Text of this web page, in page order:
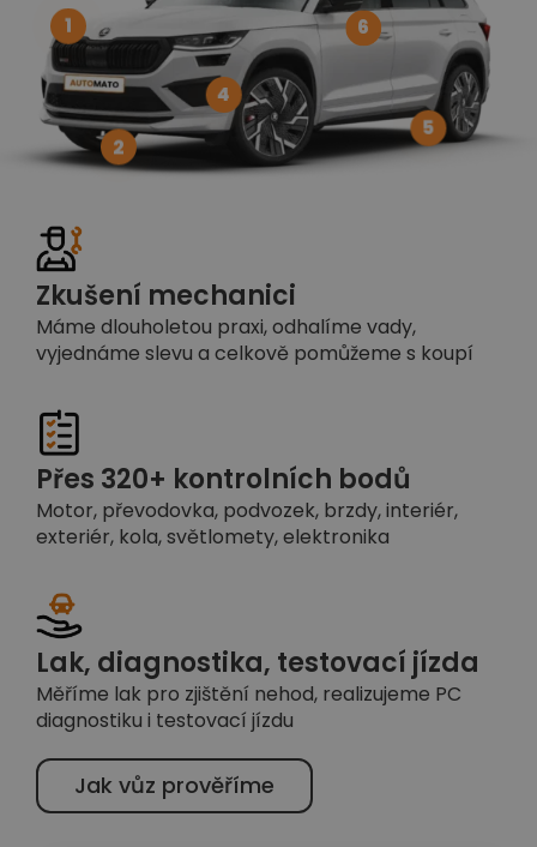
Zkušení mechanici
Máme dlouholetou praxi, odhalíme vady,
vyjednáme slevu a celkově pomůžeme s koupí
Přes 320+ kontrolních bodů
Motor, převodovka, podvozek, brzdy, interiér,
exteriér, kola, světlomety, elektronika
Lak, diagnostika, testovací jízda
Měříme lak pro zjištění nehod, realizujeme PC
diagnostiku i testovací jízdu
Jak vůz prověříme
1
2
4
5
6